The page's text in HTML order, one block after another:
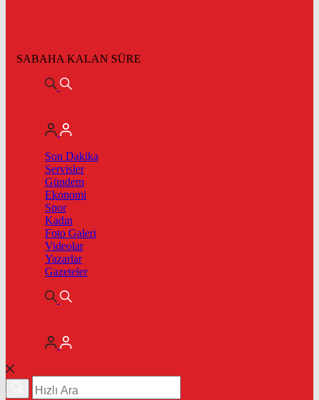
SABAHA KALAN SÜRE
Son Dakika
Servisler
Gündem
Ekonomi
Spor
Kadın
Foto Galeri
Videolar
Yazarlar
Gazeteler